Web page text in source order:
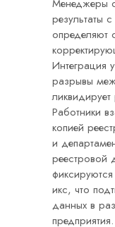
Менеджеры
результаты
определяют
Интеграция
разрывы
Работники
копией
и
реестровой
икс, что
данных в
предприятия.